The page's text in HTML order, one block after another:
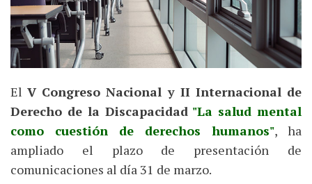
ElV Congreso Nacional y II Internacional de
Derecho de la Discapacidad "La salud mental
como cuestión de derechos humanos", ha
ampliado el plazo de presentación de
comunicaciones al día 31 de marzo.